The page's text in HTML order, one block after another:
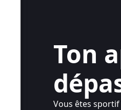
Ton
Vous êtes sportif